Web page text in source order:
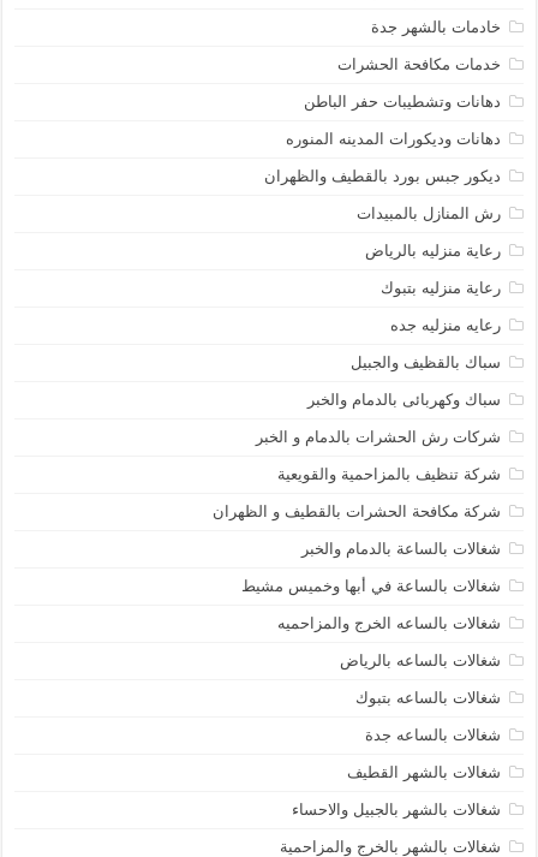
خادمات بالشهر جدة
خدمات مكافحة الحشرات
دهانات وتشطيبات حفر الباطن
دهانات وديكورات المدينه المنوره
ديكور جبس بورد بالقطيف والظهران
رش المنازل بالمبيدات
رعاية منزليه بالرياض
رعاية منزليه بتبوك
رعايه منزليه جده
سباك بالقظيف والجبيل
سباك وكهربائى بالدمام والخبر
شركات رش الحشرات بالدمام و الخبر
شركة تنظيف بالمزاحمية والقويعية
شركة مكافحة الحشرات بالقطيف و الظهران
شغالات بالساعة بالدمام والخبر
شغالات بالساعة في أبها وخميس مشيط
شغالات بالساعه الخرج والمزاحميه
شغالات بالساعه بالرياض
شغالات بالساعه بتبوك
شغالات بالساعه جدة
شغالات بالشهر القطيف
شغالات بالشهر بالجبيل والاحساء
شغالات بالشهر بالخرج والمزاحمية